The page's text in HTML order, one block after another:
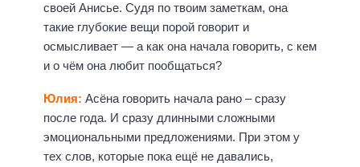
своей Анисье. Судя по твоим заметкам, она
такие глубокие вещи порой говорит и
осмысливает — а как она начала говорить, с кем
и о чём она любит пообщаться?
Юлия: Асёна говорить начала рано – сразу
после года. И сразу длинными сложными
эмоциональными предложениями. При этом у
тех слов, которые пока ещё не давались,